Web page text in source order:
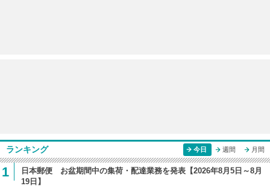
ランキング 今日 週間 月間
1
日本郵便 お盆期間中の集荷・配達業務を発表【2026年8月5日～8月
19日】